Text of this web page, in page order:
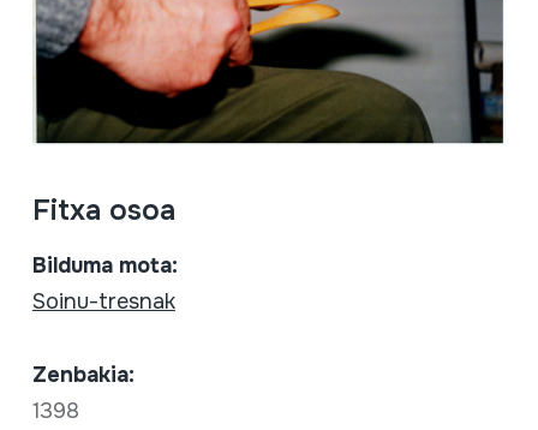
Fitxa osoa
Bilduma mota:
Soinu-tresnak
Zenbakia:
1398